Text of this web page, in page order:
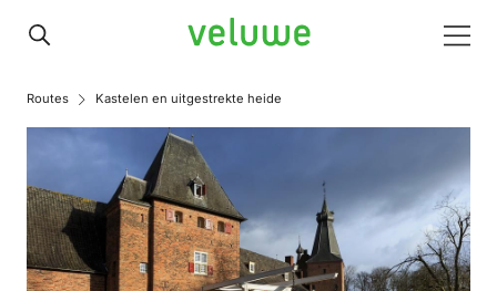
Veluwe
Routes Kastelen en uitgestrekte heide